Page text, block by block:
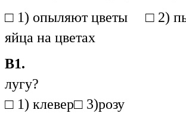
□ 1) опыляют цветы □
яйца на цветах
В1.
лугу?
□ 1) клевер□ 3)розу